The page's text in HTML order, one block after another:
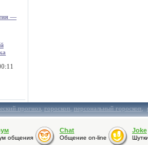
—
прогноз,гороскоп,персональный гороскоп,
общения
Chat
Общение on-line
Joke